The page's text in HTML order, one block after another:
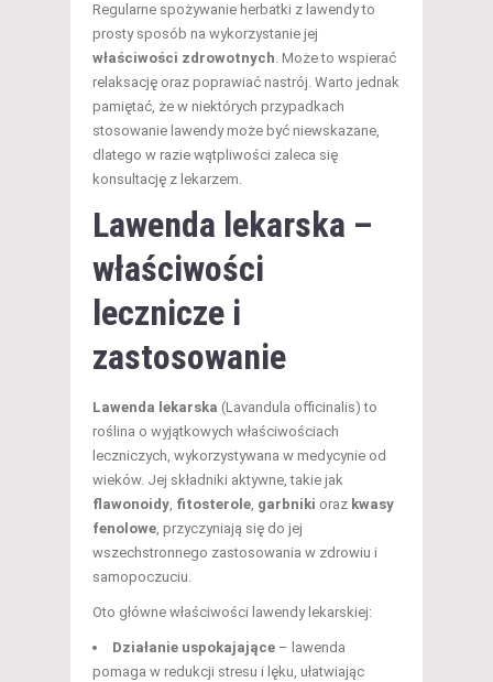
Regularne spożywanie herbatki z lawendy to
prosty sposób na wykorzystanie jej
właściwości zdrowotnych. Może to wspierać
relaksację oraz poprawiać nastrój. Warto jednak
pamiętać, że w niektórych przypadkach
stosowanie lawendy może być niewskazane,
dlatego w razie wątpliwości zaleca się
konsultację z lekarzem.
Lawenda lekarska –
właściwości
lecznicze i
zastosowanie
Lawenda lekarska (Lavandula officinalis) to
roślina o wyjątkowych właściwościach
leczniczych, wykorzystywana w medycynie od
wieków. Jej składniki aktywne, takie jak
flawonoidy, fitosterole, garbniki oraz kwasy
fenolowe, przyczyniają się do jej
wszechstronnego zastosowania w zdrowiu i
samopoczuciu.
Oto główne właściwości lawendy lekarskiej:
Działanie uspokajające – lawenda
pomaga w redukcji stresu i lęku, ułatwiając